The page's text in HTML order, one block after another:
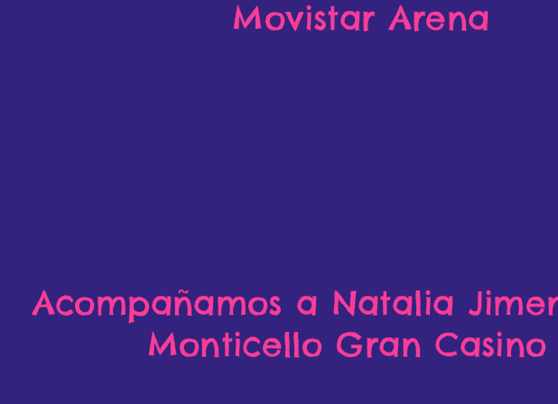
Movistar Arena
Acompañamos a Natalia
Monticello Gran Casino